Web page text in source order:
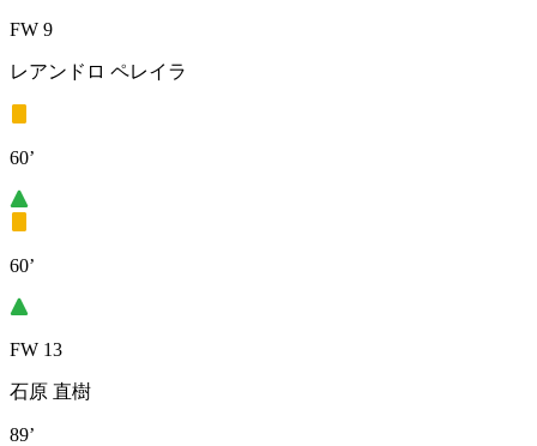
FW 9
レアンドロ ペレイラ
60’
60’
FW 13
石原 直樹
89’